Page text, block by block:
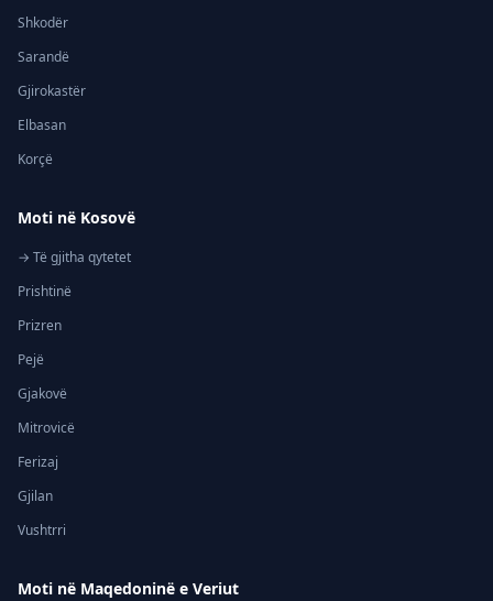
Shkodër
Sarandë
Gjirokastër
Elbasan
Korçë
Moti në Kosovë
→ Të gjitha qytetet
Prishtinë
Prizren
Pejë
Gjakovë
Mitrovicë
Ferizaj
Gjilan
Vushtrri
Moti në Maqedoninë e Veriut